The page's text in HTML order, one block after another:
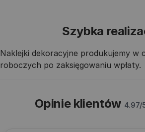
Szybka
Naklejki dekoracyjne produkujemy w
roboczych po zaksięgowaniu wpłaty.
Opinie klientów 4.97/